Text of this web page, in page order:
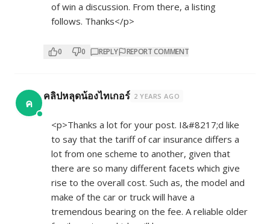
of win a discussion. From there, a listing
follows. Thanks</p>
0 0 REPLY REPORT COMMENT
ค คลิปหลุดน้องไทเกอร์ 2 YEARS AGO
<p>Thanks a lot for your post. I&#8217;d like
to say that the tariff of car insurance differs a
lot from one scheme to another, given that
there are so many different facets which give
rise to the overall cost. Such as, the model and
make of the car or truck will have a
tremendous bearing on the fee. A reliable older